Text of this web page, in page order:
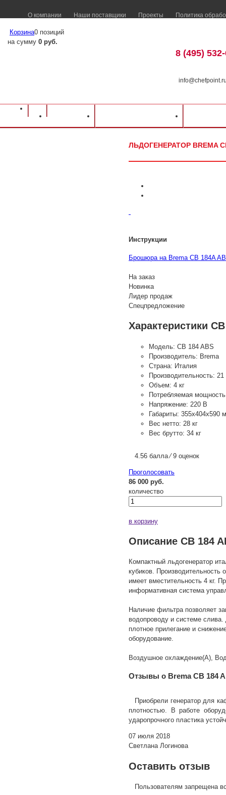
О компании Наши поставщики Проекты Политика
Корзина0 позиций
на сумму 0 руб.
8 (495)
Оборудование для ресторанов и кафе
ЛЬДОГЕНЕРАТОР BREMA
Инструкции
Брошюра на Brema CB 184A
На заказ
Новинка
Лидер продаж
Спецпредложение
Характеристики
Модель: CB 184 ABS
Производитель: Brema
Страна: Италия
Производительность: 21
Объем: 4 кг
Потребляемая
Напряжение: 220 В
Габариты: 355х404х590
Вес нетто: 28 кг
Вес брутто: 34 кг
4.56 балла ⁄ 9 оценок
Проголосовать
86 000 руб.
количество
в корзину
Описание CB 184
Компактный льдогенератор
кубиков. Производительность
имеет вместительность 4 кг.
информативная система
Наличие фильтра позволяет
водопроводу и системе
плотное прилегание и
оборудование.
Воздушное охлаждение(A),
Отзывы о Brema CB 184
Приобрели генератор для
плотностью. В работе
ударопрочного пластика
07 июля 2018
Светлана Логинова
Оставить отзыв
Пользователям запрещена